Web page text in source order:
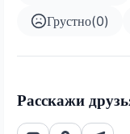
Грустно(0)
Расскажи